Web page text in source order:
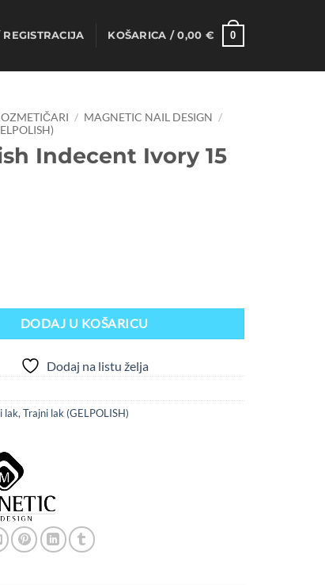
KOŠARICA /0,00 € 0
/ MAGNETIC NAIL DESIGN /
Indecent Ivory 15
DODAJ U KOŠARICU
Dodaj na listu želja
lak, Trajni lak (GELPOLISH)